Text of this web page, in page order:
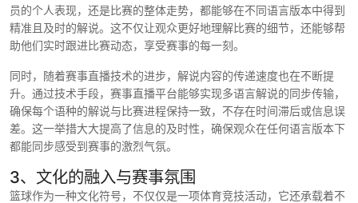
员的个人表现，还是比赛的整体走势，都能够在不同语言版本中得到
精准且及时的解说。这不仅让观众更好地理解比赛的细节，还能够帮
助他们实时跟进比赛动态，享受赛事的每一刻。
同时，随着赛事直播技术的进步，解说内容的传递速度也在不断提
升。通过技术手段，赛事直播平台能够实现多语言解说的同步传输，
确保每个语种的解说与比赛进程保持一致，不存在时间滞后或信息误
差。这一举措大大提高了信息的及时性，确保观众在任何语言版本下
都能同步感受到赛事的激烈气氛。
3、文化的融入与赛事氛围
篮球作为一种文化符号，不仅仅是一项体育竞技活动，它还承载着不